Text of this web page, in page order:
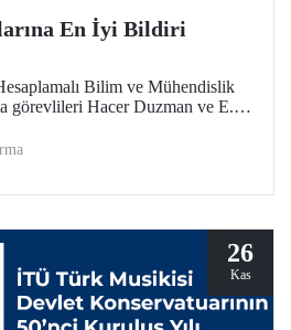
En İyi Bildiri
Bilim ve Mühendislik
görevlileri Hacer Duzman ve E.
European Simulation and
26
Kas